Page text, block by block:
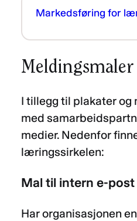
Markedsføring for
Meldingsmaler
I tillegg til plakater
med
medier. Nedenfor
læringssirkelen:
Mal til intern e-post
Har organisasjonen